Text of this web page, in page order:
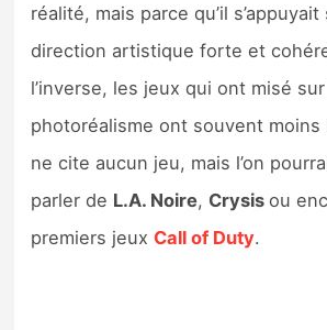
réalité, mais parce qu’il
direction artistique forte et
l’inverse, les jeux qui ont misé
photoréalisme ont souvent moins
ne cite aucun jeu, mais l’on
parler de L.A. Noire, Crysisou
premiers jeux Call of Duty.